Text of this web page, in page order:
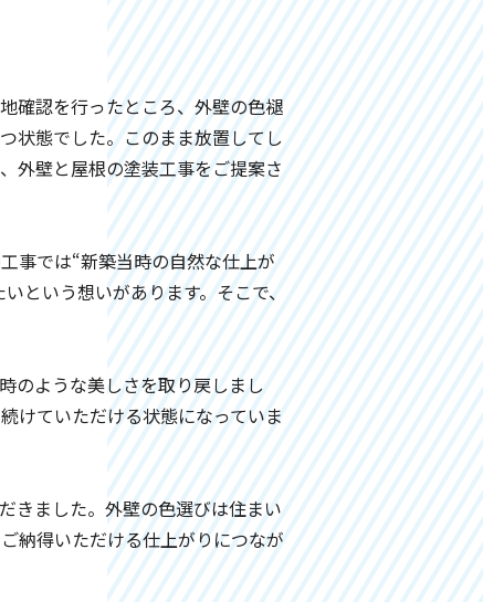
確認を行ったところ、外壁の色褪
状態でした。このまま放置してし
外壁と屋根の塗装工事をご提案さ
事では“新築当時の自然な仕上が
という想いがあります。そこで、
のような美しさを取り戻しまし
けていただける状態になっていま
きました。外壁の色選びは住まい
納得いただける仕上がりにつなが